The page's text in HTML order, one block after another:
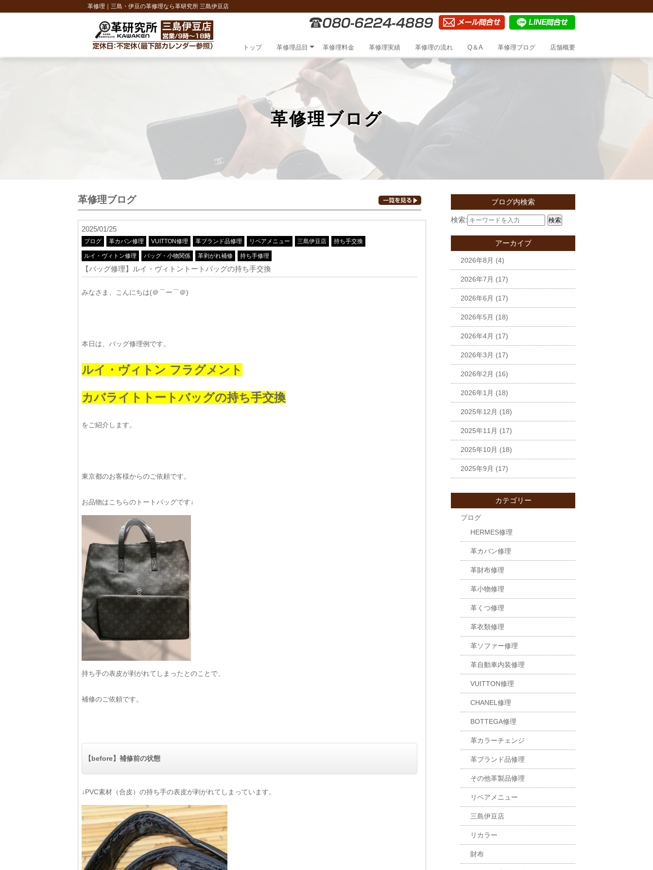
革修理｜三島・伊豆の革修理なら革研究所 三島伊豆店
トップ 革修理品目 革修理料金 革修理実績 革修理の流れ Q＆A 革修理ブログ 店舗概要
革修理ブログ
革修理ブログ
2025/01/25
ブログ 革カバン修理 VUITTON修理 革ブランド品修理 リペアメニュー 三島伊豆店 持ち手交換
ルイ・ヴィトン修理 バッグ・小物関係 革剥がれ補修 持ち手修理
【バッグ修理】ルイ・ヴィトントートバッグの持ち手交換
みなさま、こんにちは(＠⌒ー⌒＠)
本日は、バッグ修理例です。
ルイ・ヴィトン フラグメント
カバライトトートバッグの持ち手交換
をご紹介します。
東京都のお客様からのご依頼です。
お品物はこちらのトートバッグです↓
持ち手の表皮が剥がれてしまったとのことで、
補修のご依頼です。
【before】補修前の状態
↓PVC素材（合皮）の持ち手の表皮が剥がれてしまっています。
ブログ内検索
検索: 検索
アーカイブ
2026年8月 (4)
2026年7月 (17)
2026年6月 (17)
2026年5月 (18)
2026年4月 (17)
2026年3月 (17)
2026年2月 (16)
2026年1月 (18)
2025年12月 (18)
2025年11月 (17)
2025年10月 (18)
2025年9月 (17)
カテゴリー
ブログ
HERMES修理
革カバン修理
革財布修理
革小物修理
革くつ修理
革衣類修理
革ソファー修理
革自動車内装修理
VUITTON修理
CHANEL修理
BOTTEGA修理
革カラーチェンジ
革ブランド品修理
その他革製品修理
リペアメニュー
三島伊豆店
リカラー
財布